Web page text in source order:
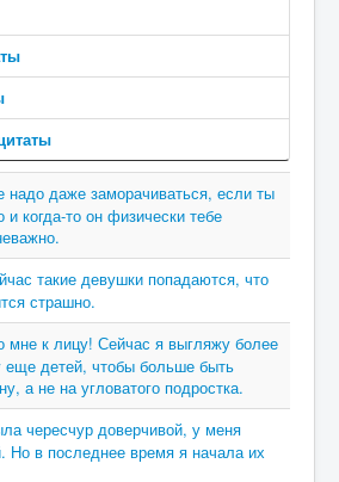
надо даже заморачиваться, если ты
и когда-то он физически тебе
такие девушки попадаются, что
страшно.
мне к лицу! Сейчас я выгляжу более
еще детей, чтобы больше быть
а не на угловатого подростка.
чересчур доверчивой, у меня
Но в последнее время я начала их